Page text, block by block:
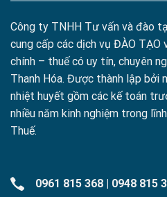
Công ty TNHH Tư vấn và đào
cung cấp các dịch vụ ĐÀO TẠO
chính – thuế có uy tín, chuyên
Thanh Hóa. Được thành lập
nhiệt huyết gồm các kế toán
nhiều năm kinh nghiệm trong
Thuế.
0961 815 368 | 0948 815